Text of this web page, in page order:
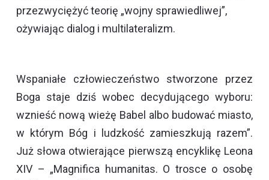
przezwyciężyć teorię „wojny sprawiedliwej”,
ożywiając dialog i multilateralizm.
Wspaniałe człowieczeństwo stworzone przez
Boga staje dziś wobec decydującego wyboru:
wznieść nową wieżę Babel albo budować miasto,
w którym Bóg i ludzkość zamieszkują razem”.
Już słowa otwierające pierwszą encyklikę Leona
XIV – „Magnifica humanitas. O trosce o osobę